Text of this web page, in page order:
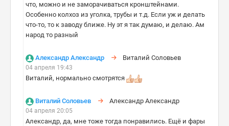
что, можно и не заморачиваться кронштейнами.
Особенно колхоз из уголка, трубы и т.д. Если уж и делать
что-то, то к заводу ближе. Ну эт я так думаю, и делаю. Ам
народ то разный
Александр Александр Виталий Соловьев
04 апреля 19:43
Виталий, нормально смотрятся
Виталий Соловьев Александр Александр
04 апреля 20:05
Александр, да, мне тоже тогда понравились. Ещё и фары